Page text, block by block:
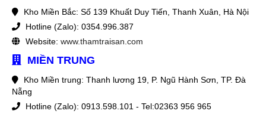
Kho Miền Bắc: Số 139 Khuất Duy Tiến, Thanh Xuân, Hà Nội
Hotline (Zalo): 0354.996.387
Website: www.thamtraisan.com
MIỀN TRUNG
Kho Miền trung: Thanh lương 19, P. Ngũ Hành Sơn, TP. Đà
Nẵng
Hotline (Zalo): 0913.598.101 - Tel:02363 956 965